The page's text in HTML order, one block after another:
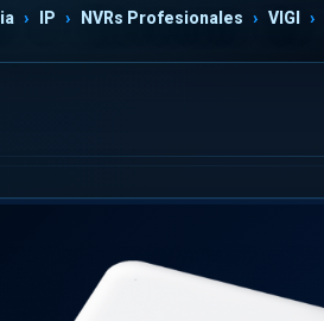
IP NVRs Profesionales VIGI